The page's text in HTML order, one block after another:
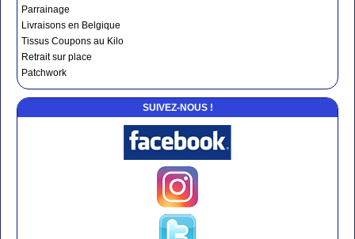
Parrainage
Livraisons en Belgique
Tissus Coupons au Kilo
Retrait sur place
Patchwork
SUIVEZ-NOUS !